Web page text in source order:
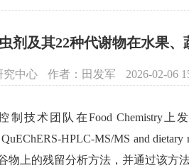
剂及其22种代谢物在水果
究中心 作者：田发军 2026-02-06
术团队在Food Chemistry上发
QuEChERS-HPLC-MS/MS and
上的残留分析方法，并通过该方